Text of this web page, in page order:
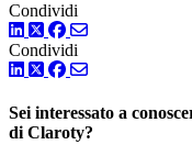
Condividi
LinkedIn
TwitterFacebook
Condividi
LinkedIn
TwitterFacebook
Sei interessato a
di Claroty?